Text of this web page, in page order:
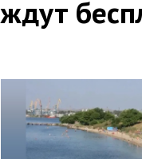
ждут